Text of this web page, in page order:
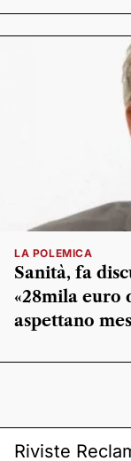
LA POLEMICA
Sanità, fa
«28mila euro
aspettano
Riviste